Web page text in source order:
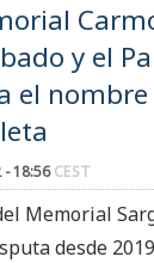
y el
el nombre
- 18:56CEST
Memorial
desde